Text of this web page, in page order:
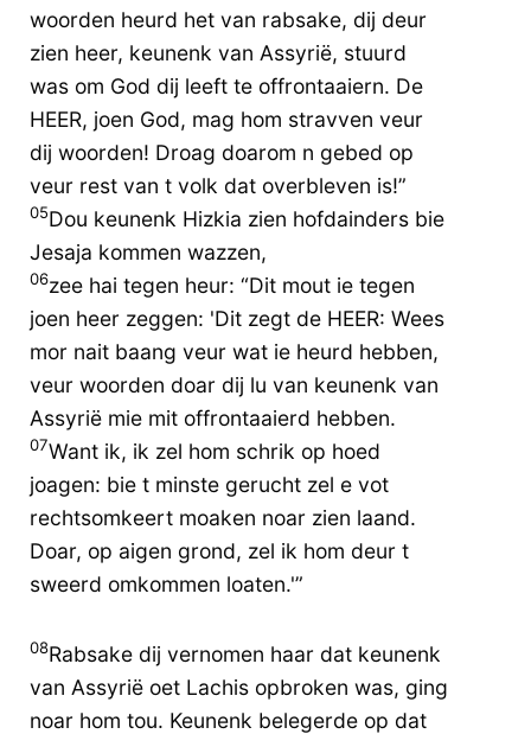
woorden heurd het van rabsake, dij deur
zien heer, keunenk van Assyrië, stuurd
was om God dij leeft te offrontaaiern. De
HEER, joen God, mag hom stravven veur
dij woorden! Droag doarom n gebed op
veur rest van t volk dat overbleven is!”
05Dou keunenk Hizkia zien hofdainders bie
Jesaja kommen wazzen,
06zee hai tegen heur: “Dit mout ie tegen
joen heer zeggen: 'Dit zegt de HEER: Wees
mor nait baang veur wat ie heurd hebben,
veur woorden doar dij lu van keunenk van
Assyrië mie mit offrontaaierd hebben.
07Want ik, ik zel hom schrik op hoed
joagen: bie t minste gerucht zel e vot
rechtsomkeert moaken noar zien laand.
Doar, op aigen grond, zel ik hom deur t
sweerd omkommen loaten.'”
08Rabsake dij vernomen haar dat keunenk
van Assyrië oet Lachis opbroken was, ging
noar hom tou. Keunenk belegerde op dat